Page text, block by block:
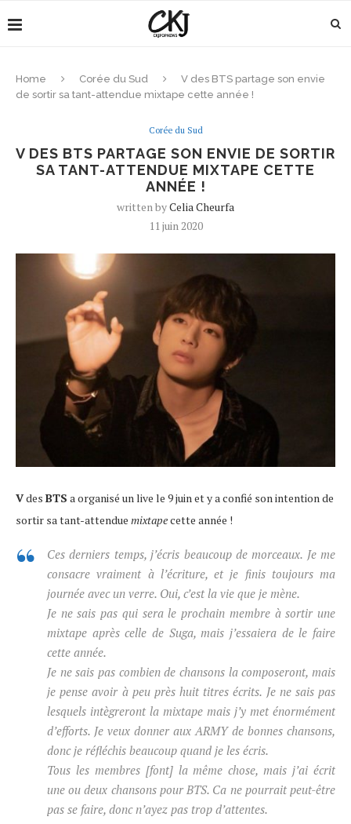
Home Corée du Sud
V des BTS partage son envie
de sortir sa tant-attendue mixtape cette année !
Corée du Sud
V DES BTS PARTAGE SON ENVIE DE SORTIR
SA TANT-ATTENDUE MIXTAPE CETTE
ANNÉE !
written byCelia Cheurfa
11 juin 2020
Vdes BTS a organisé un live le 9 juin et y a confié son intention de
sortir sa tant-attendue mixtapecette année !
Ces derniers temps, j’écris beaucoup de morceaux. Je me
consacre vraiment à l’écriture, et je finis toujours ma
journée avec un verre. Oui, c’est la vie que je mène.
Je ne sais pas qui sera le prochain membre à sortir une
mixtape après celle de Suga, mais j’essaiera de le faire
cette année.
Je ne sais pas combien de chansons la composeront, mais
je pense avoir à peu près huit titres écrits. Je ne sais pas
lesquels intègreront la mixtape mais j’y met énormément
d’efforts. Je veux donner aux ARMY de bonnes chansons,
donc je réfléchis beaucoup quand je les écris.
Tous les membres [font] la même chose, mais j’ai écrit
une ou deux chansons pour BTS. Ca ne pourrait peut-être
pas se faire, donc n’ayez pas trop d’attentes.